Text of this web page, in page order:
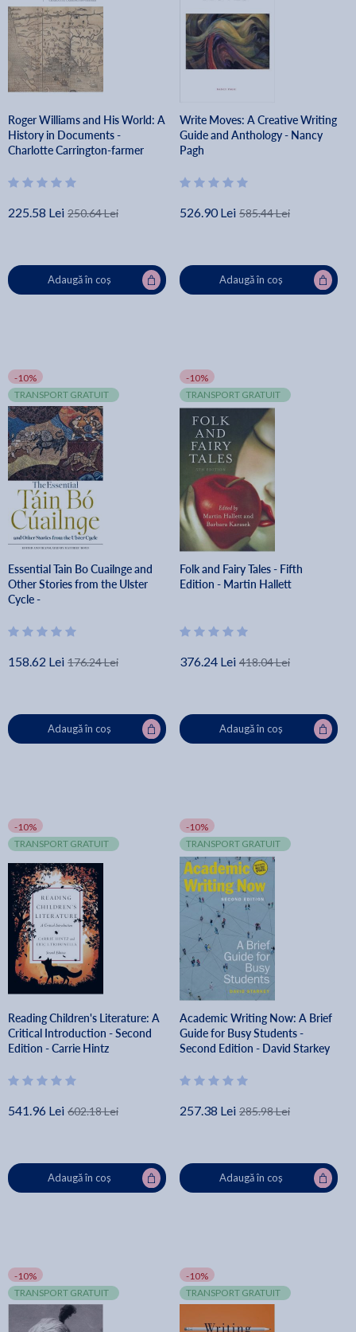
Roger Williams and His World: A
History in Documents -
Charlotte Carrington-farmer
225.58 Lei 250.64 Lei
Adaugă în coș
Write Moves: A Creative Writing
Guide and Anthology - Nancy
Pagh
526.90 Lei 585.44 Lei
Adaugă în coș
-10%
TRANSPORT GRATUIT
Essential Tain Bo Cuailnge and
Other Stories from the Ulster
Cycle -
158.62 Lei 176.24 Lei
Adaugă în coș
-10%
TRANSPORT GRATUIT
Folk and Fairy Tales - Fifth
Edition - Martin Hallett
376.24 Lei 418.04 Lei
Adaugă în coș
-10%
TRANSPORT GRATUIT
Reading Children's Literature: A
Critical Introduction - Second
Edition - Carrie Hintz
541.96 Lei 602.18 Lei
Adaugă în coș
-10%
TRANSPORT GRATUIT
Academic Writing Now: A Brief
Guide for Busy Students -
Second Edition - David Starkey
257.38 Lei 285.98 Lei
Adaugă în coș
-10%
TRANSPORT GRATUIT
-10%
TRANSPORT GRATUIT